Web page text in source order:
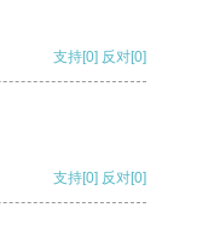
支持[0] 反对[0]
支持[0] 反对[0]